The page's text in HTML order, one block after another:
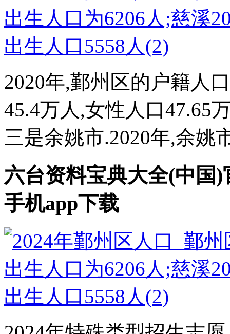
2020年,鄞州区的户籍人
45.4万人,女性人口47.65
三是余姚市.2020年,余姚
六台资料宝典大全(中国
手机app下载